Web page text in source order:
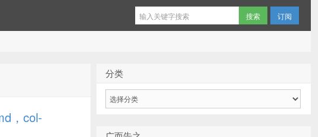
订阅
，col-
分类